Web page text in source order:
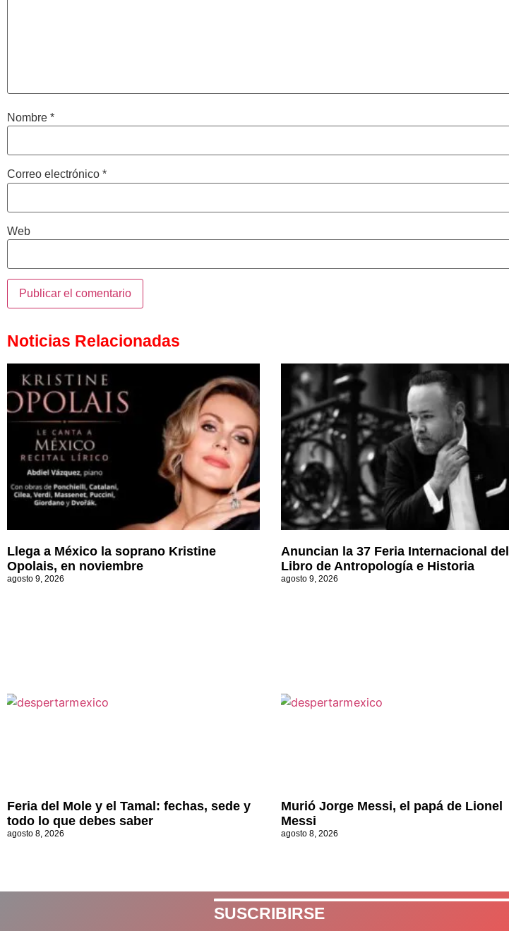
Nombre *
Correo electrónico *
Web
Noticias Relacionadas
Llega a México la soprano Kristine
Opolais, en noviembre
agosto 9, 2026
Anuncian la 37 Feria Internacional del
Libro de Antropología e Historia
agosto 9, 2026
Feria del Mole y el Tamal: fechas, sede y
todo lo que debes saber
agosto 8, 2026
Murió Jorge Messi, el papá de Lionel
Messi
agosto 8, 2026
SUSCRIBIRSE